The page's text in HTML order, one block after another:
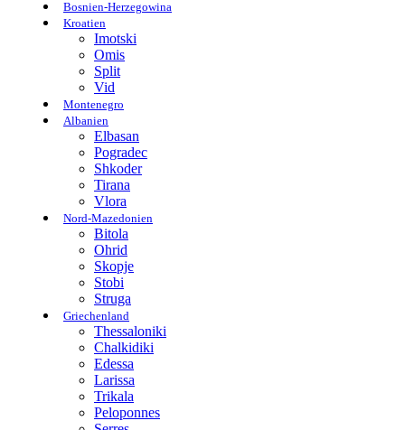
Bosnien-Herzegowina
Kroatien
Imotski
Omis
Split
Vid
Montenegro
Albanien
Elbasan
Pogradec
Shkoder
Tirana
Vlora
Nord-Mazedonien
Bitola
Ohrid
Skopje
Stobi
Struga
Griechenland
Thessaloniki
Chalkidiki
Edessa
Larissa
Trikala
Peloponnes